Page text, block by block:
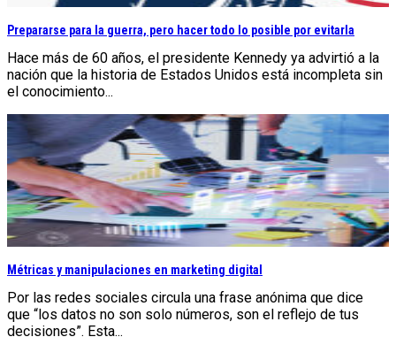
Prepararse para la guerra, pero hacer todo lo posible por evitarla
Hace más de 60 años, el presidente Kennedy ya advirtió a la
nación que la historia de Estados Unidos está incompleta sin
el conocimiento...
Métricas y manipulaciones en marketing digital
Por las redes sociales circula una frase anónima que dice
que “los datos no son solo números, son el reflejo de tus
decisiones”. Esta...